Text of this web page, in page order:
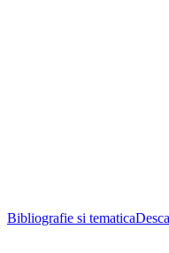
Bibliografie si tematica